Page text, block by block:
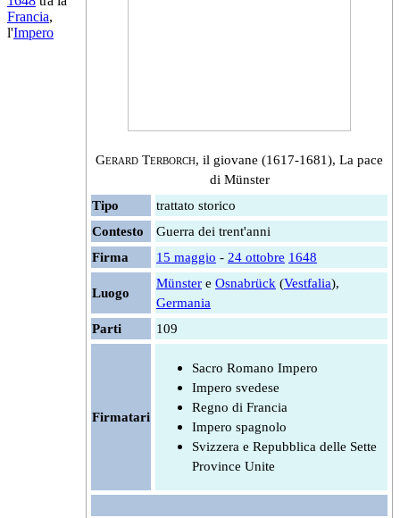
Gerard Terborch, il giovane (1617-1681), La pace
di Münster
Tipo
trattato storico
Contesto
Guerra dei trent'anni
Firma
15 maggio - 24 ottobre 1648
Luogo
Münster e Osnabrück (Vestfalia),
Germania
Parti
109
Firmatari
Sacro Romano Impero
Impero svedese
Regno di Francia
Impero spagnolo
Svizzera e Repubblica delle Sette
Province Unite
Francia,
l'Impero